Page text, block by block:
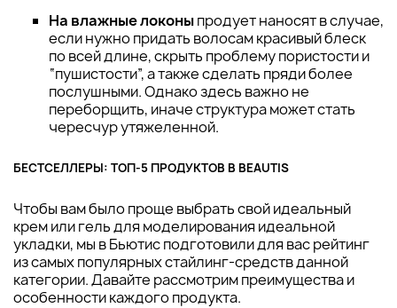
На влажные локоныпродует наносят в случае,
если нужно придать волосам красивый блеск
по всей длине, скрыть проблему пористости и
“пушистости”, а также сделать пряди более
послушными. Однако здесь важно не
переборщить, иначе структура может стать
чересчур утяжеленной.
БЕСТСЕЛЛЕРЫ: ТОП-5 ПРОДУКТОВ В BEAUTIS
Чтобы вам было проще выбрать свой идеальный
крем или гель для моделирования идеальной
укладки, мы в Бьютис подготовили для вас рейтинг
из самых популярных стайлинг-средств данной
категории. Давайте рассмотрим преимущества и
особенности каждого продукта.